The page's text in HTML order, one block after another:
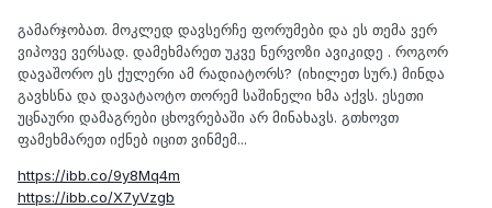
გამარჯობათ. მოკლედ დავსერჩე ფორუმები და ეს თემა ვერ
ვიპოვე ვერსად. დამეხმარეთ უკვე ნერვოზი ავიკიდე . როგორ
დავაშორო ეს ქულერი ამ რადიატორს? (იხილეთ სურ.) მინდა
გავხსნა და დავატაოტო თორემ საშინელი ხმა აქვს. ესეთი
უცნაური დამაგრები ცხოვრებაში არ მინახავს. გთხოვთ
ფამეხმარეთ იქნებ იცით ვინმემ...
https://ibb.co/9y8Mq4m
https://ibb.co/X7yVzgb